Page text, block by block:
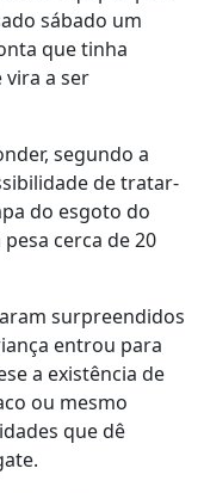
sábado um
que tinha
vira a ser
segundo a
de tratar-
do esgoto do
cerca de 20
surpreendidos
entrou para
a existência de
ou mesmo
que dê